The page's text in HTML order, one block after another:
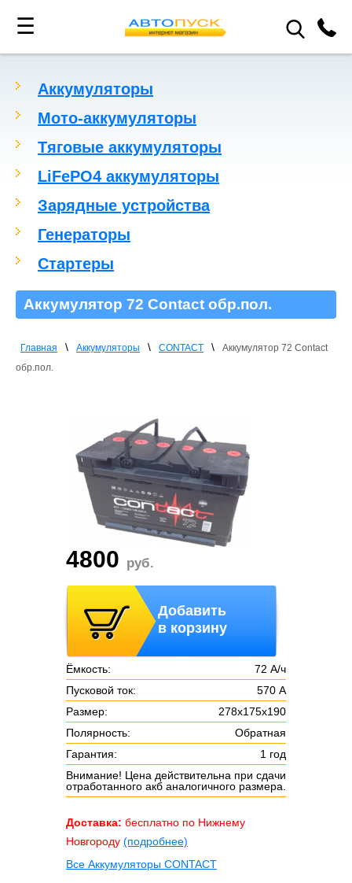
☰
Аккумуляторы
Мото-аккумуляторы
Тяговые аккумуляторы
LiFePO4 аккумуляторы
Зарядные устройства
Генераторы
Стартеры
Аккумулятор 72 Contact обр.пол.
Главная \ Аккумуляторы \ CONTACT \
Аккумулятор 72 Contact
обр.пол.
4800 руб.
Добавить
в корзину
Ёмкость:
72 А/ч
Пусковой ток:
570 А
Размер:
278х175х190
Полярность:
Обратная
Гарантия:
1 год
Внимание! Цена действительна при сдачи
отработанного акб аналогичного размера.
Доставка: бесплатно по Нижнему
Новгороду (подробнее)
Все Аккумуляторы CONTACT